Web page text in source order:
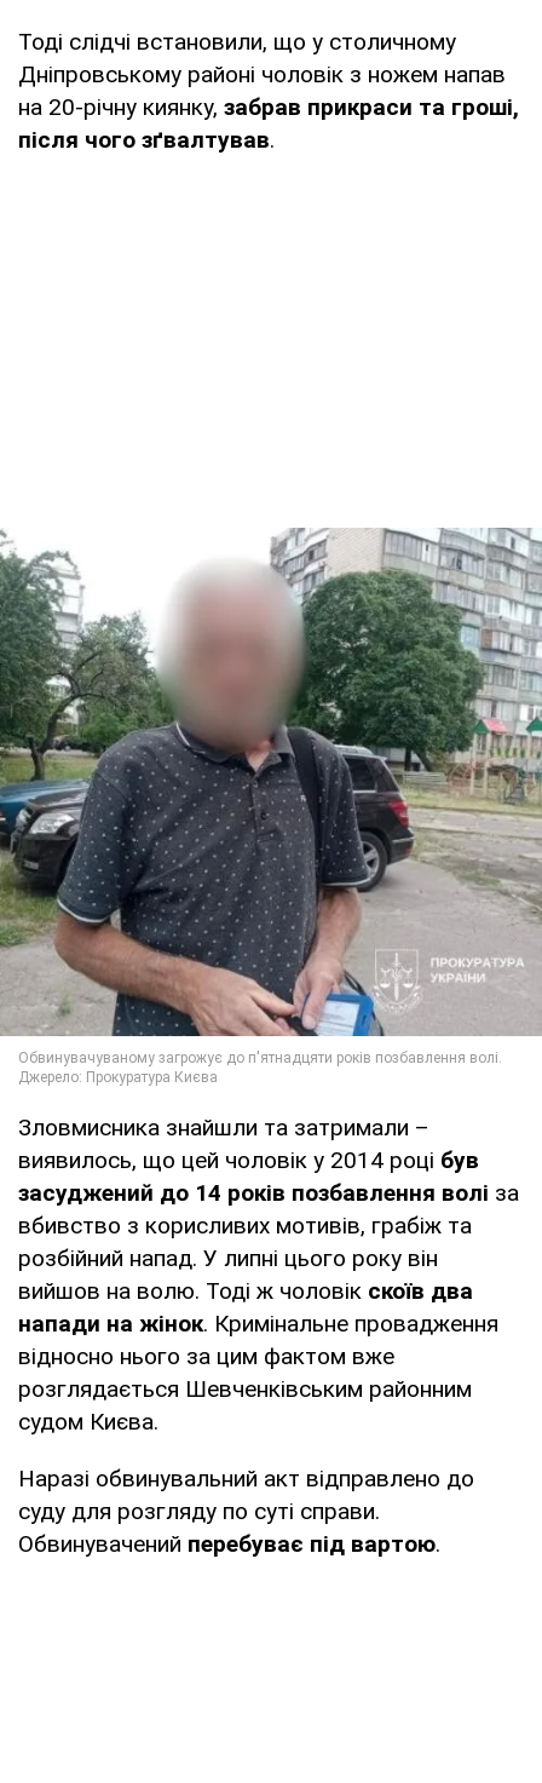
Тоді слідчі встановили, що у столичному
Дніпровському районі чоловік з ножем напав
на 20-річну киянку, забрав прикраси та гроші,
після чого зґвалтував.
Зловмисника знайшли та затримали –
виявилось, що цей чоловік у 2014 році був
засуджений до 14 років позбавлення волі за
вбивство з корисливих мотивів, грабіж та
розбійний напад. У липні цього року він
вийшов на волю. Тоді ж чоловік скоїв два
напади на жінок. Кримінальне провадження
відносно нього за цим фактом вже
розглядається Шевченківським районним
судом Києва.
Наразі обвинувальний акт відправлено до
суду для розгляду по суті справи.
Обвинувачений перебуває під вартою.